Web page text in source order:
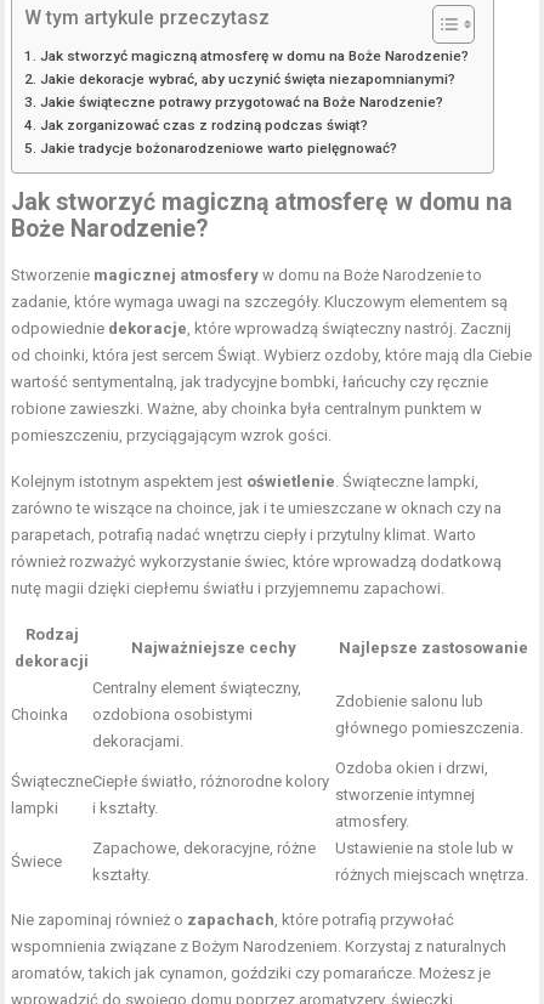
W tym artykule przeczytasz
Jak stworzyć magiczną atmosferę w domu na Boże Narodzenie?
Jakie dekoracje wybrać, aby uczynić święta niezapomnianymi?
Jakie świąteczne potrawy przygotować na Boże Narodzenie?
Jak zorganizować czas z rodziną podczas świąt?
Jakie tradycje bożonarodzeniowe warto pielęgnować?
Jak stworzyć magiczną atmosferę w domu na
Boże Narodzenie?
Stworzenie magicznej atmosfery w domu na Boże Narodzenie to
zadanie, które wymaga uwagi na szczegóły. Kluczowym elementem są
odpowiednie dekoracje, które wprowadzą świąteczny nastrój. Zacznij
od choinki, która jest sercem Świąt. Wybierz ozdoby, które mają dla Ciebie
wartość sentymentalną, jak tradycyjne bombki, łańcuchy czy ręcznie
robione zawieszki. Ważne, aby choinka była centralnym punktem w
pomieszczeniu, przyciągającym wzrok gości.
Kolejnym istotnym aspektem jest oświetlenie. Świąteczne lampki,
zarówno te wiszące na choince, jak i te umieszczane w oknach czy na
parapetach, potrafią nadać wnętrzu ciepły i przytulny klimat. Warto
również rozważyć wykorzystanie świec, które wprowadzą dodatkową
nutę magii dzięki ciepłemu światłu i przyjemnemu zapachowi.
Rodzaj
dekoracji
Najważniejsze cechy Najlepsze zastosowanie
Choinka
Centralny element świąteczny,
ozdobiona osobistymi
dekoracjami.
Zdobienie salonu lub
głównego pomieszczenia.
Świąteczne
lampki
Ciepłe światło, różnorodne kolory
i kształty.
Ozdoba okien i drzwi,
stworzenie intymnej
atmosfery.
Świece
Zapachowe, dekoracyjne, różne
kształty.
Ustawienie na stole lub w
różnych miejscach wnętrza.
Nie zapominaj również o zapachach, które potrafią przywołać
wspomnienia związane z Bożym Narodzeniem. Korzystaj z naturalnych
aromatów, takich jak cynamon, goździki czy pomarańcze. Możesz je
wprowadzić do swojego domu poprzez aromatyzery, świeczki